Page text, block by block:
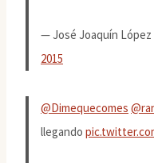
— José Joaquín López
2015
@Dimequecomes
llegando